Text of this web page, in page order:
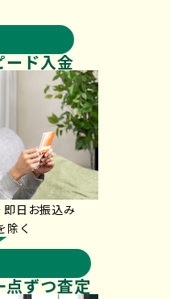
ード入金
日お振込み
除く
点ずつ査定